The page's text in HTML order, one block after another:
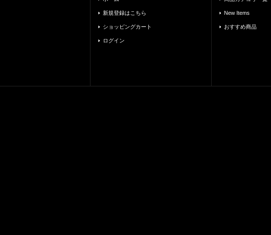
新規登録はこちら
ショッピングカート
ログイン
New Items
おすすめ商品